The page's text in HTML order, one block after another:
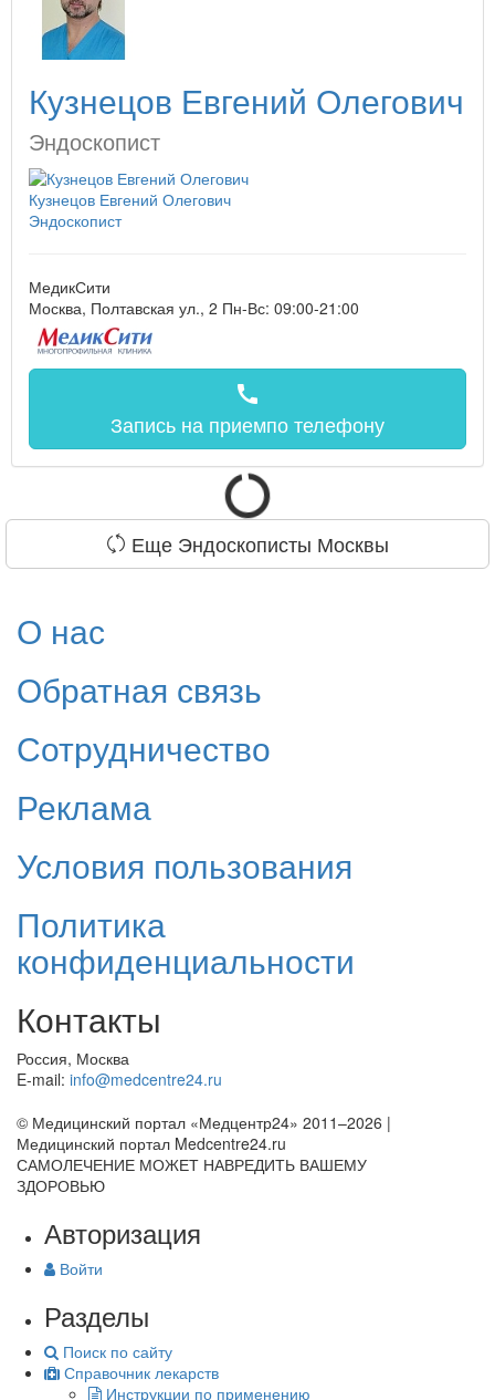
Кузнецов Евгений Олегович
Эндоскопист
Кузнецов Евгений Олегович
Эндоскопист
МедикСити
Москва, Полтавская ул., 2 Пн-Вс: 09:00-21:00
call
Запись на приемпо телефону
Еще Эндоскописты Москвы
О нас
Обратная связь
Сотрудничество
Реклама
Условия пользования
Политика
конфиденциальности
Контакты
Россия, Москва
E-mail: info@medcentre24.ru
© Медицинский портал «Медцентр24» 2011–2026 |
Медицинский портал Medcentre24.ru
САМОЛЕЧЕНИЕ МОЖЕТ НАВРЕДИТЬ ВАШЕМУ
ЗДОРОВЬЮ
Авторизация
Войти
Разделы
Поиск по сайту
Справочник лекарств
Инструкции по применению